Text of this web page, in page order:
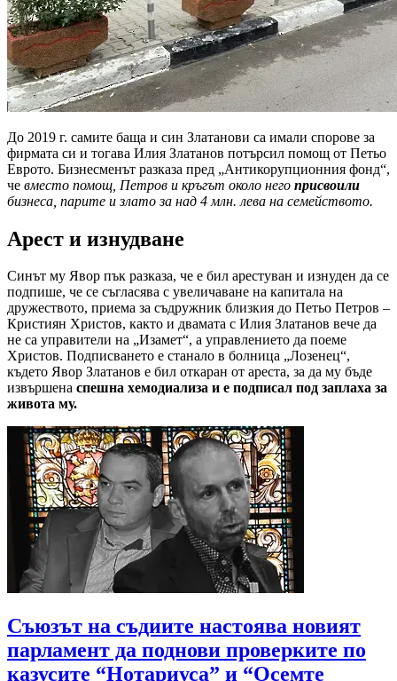
До 2019 г. самите баща и син Златанови са имали спорове за
фирмата си и тогава Илия Златанов потърсил помощ от Петьо
Еврото. Бизнесменът разказа пред „Антикорупционния фонд“,
че вместо помощ, Петров и кръгът около него присвоили
бизнеса, парите и злато за над 4 млн. лева на семейството.
Арест и изнудване
Синът му Явор пък разказа, че е бил арестуван и изнуден да се
подпише, че се съгласява с увеличаване на капитала на
дружеството, приема за съдружник близкия до Петьо Петров –
Кристиян Христов, както и двамата с Илия Златанов вече да
не са управители на „Изамет“, а управлението да поеме
Христов. Подписването е станало в болница „Лозенец“,
където Явор Златанов е бил откаран от ареста, за да му бъде
извършена спешна хемодиализа и е подписал под заплаха за
живота му.
Съюзът на съдиите настоява новият
парламент да поднови проверките по
казусите “Нотариуса” и “Осемте